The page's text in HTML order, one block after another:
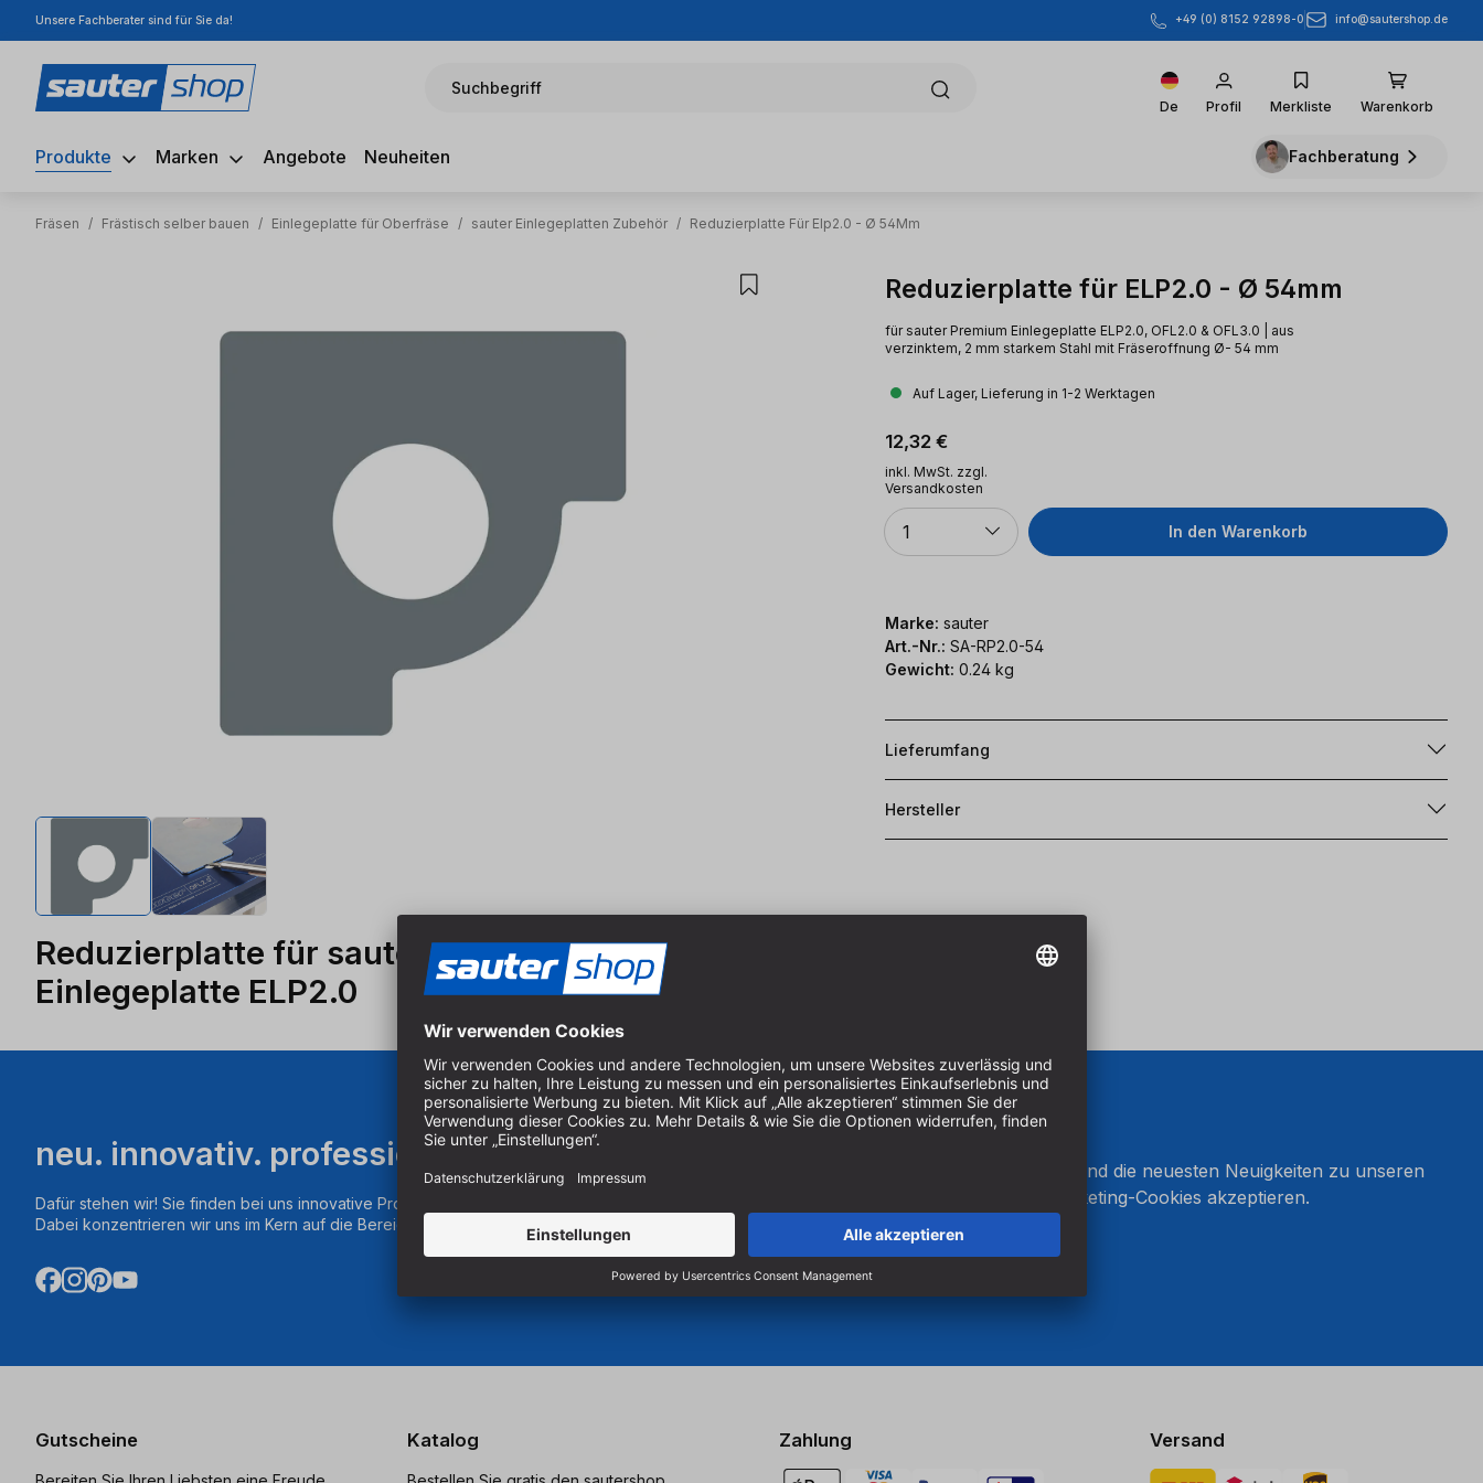
Hauptinhalt springen
Zur Suche springen
Zur Hauptnavigation springen
Unsere Fachberater sind für Sie da! +49 (0) 8152 92898-0 info@sautershop.de
Suchbegriff
De Profil Merkliste Warenkorb
Produkte Marken Angebote Neuheiten Fachberatung
Fräsen / Frästisch selber bauen / Einlegeplatte für Oberfräse / sauter Einlegeplatten Zubehör / Reduzierplatte Für Elp2.0 - Ø 54Mm
Reduzierplatte für ELP2.0 - Ø 54mm
für sauter Premium Einlegeplatte ELP2.0, OFL2.0 & OFL3.0 | aus
verzinktem, 2 mm starkem Stahl mit Fräseroffnung Ø- 54 mm
Auf Lager, Lieferung in 1-2 Werktagen
Regulärer Preis:
12,32 €
inkl. MwSt. zzgl.
Versandkosten
Anzahl
1 In den Warenkorb
Marke: sauter
Art.-Nr.: SA-RP2.0-54
Gewicht: 0.24 kg
Lieferumfang
Hersteller
Reduzierplatte für sauter
Einlegeplatte ELP2.0
Ø Fräseröffnung:
neu. innovativ. professionell.
Dafür stehen wir! Sie finden bei uns innovative Produkte aus der Holzbearbeitung.
Dabei konzentrieren wir uns im Kern auf die Bereiche Fräsen, Sägen und Bohren.
Um unseren Newsletter zu abonnieren und die neuesten Neuigkeiten zu unseren
Produkten zu erhalten, müssen Sie Marketing-Cookies akzeptieren.
Cookie-Einstellungen verwalten
Gutscheine Katalog Zahlung Versand